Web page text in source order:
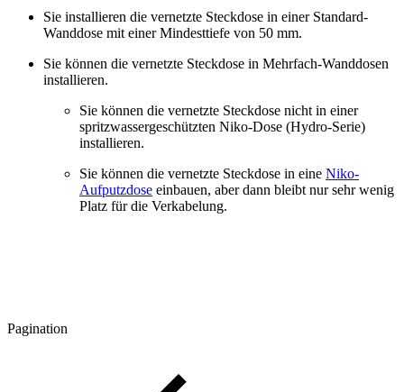
Sie installieren die vernetzte Steckdose in einer Standard-
Wanddose mit einer Mindesttiefe von 50 mm.
Sie können die vernetzte Steckdose in Mehrfach-Wanddosen
installieren.
Sie können die vernetzte Steckdose nicht in einer
spritzwassergeschützten Niko-Dose (Hydro-Serie)
installieren.
Sie können die vernetzte Steckdose in eine Niko-
Aufputzdose einbauen, aber dann bleibt nur sehr wenig
Platz für die Verkabelung.
Pagination